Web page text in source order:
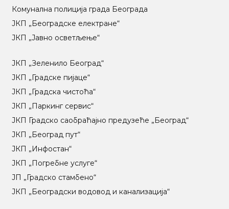
Комунална полиција града Београда
ЈКП „Београдске електране“
ЈКП „Јавно осветљење“
ЈКП „Зеленило Београд“
ЈКП „Градске пијаце“
ЈКП „Градска чистоћа“
ЈКП „Паркинг сервис“
ЈКП Градско саобраћајно предузеће „Београд“
ЈКП „Београд пут“
ЈКП „Инфостан“
ЈКП „Погребне услуге“
ЈП „Градско стамбено“
ЈКП „Београдски водовод и канализација“